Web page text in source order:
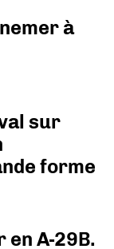
à
sur
forme
en A-29B.